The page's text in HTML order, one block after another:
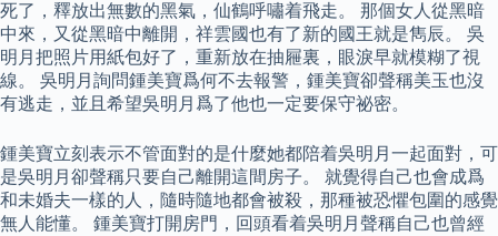
死了，釋放出無數的黑氣，仙鶴呼嘯着飛走。 那個女人從黑暗
中來，又從黑暗中離開，祥雲國也有了新的國王就是雋辰。 吳
明月把照片用紙包好了，重新放在抽屜裏，眼淚早就模糊了視
線。 吳明月詢問鍾美寶爲何不去報警，鍾美寶卻聲稱美玉也沒
有逃走，並且希望吳明月爲了他也一定要保守祕密。
鍾美寶立刻表示不管面對的是什麼她都陪着吳明月一起面對，可
是吳明月卻聲稱只要自己離開這間房子。 就覺得自己也會成爲
和未婚夫一樣的人，隨時隨地都會被殺，那種被恐懼包圍的感覺
無人能懂。 鍾美寶打開房門，回頭看着吳明月聲稱自己也曾經